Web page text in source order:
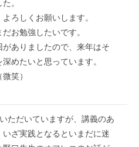
。
ろしくお願いします。
お勉強したいです。
ありましたので、来年はそ
めたいと思っています。
笑）
ただいていますが、講義のあ
ざ実践となるといまだに迷